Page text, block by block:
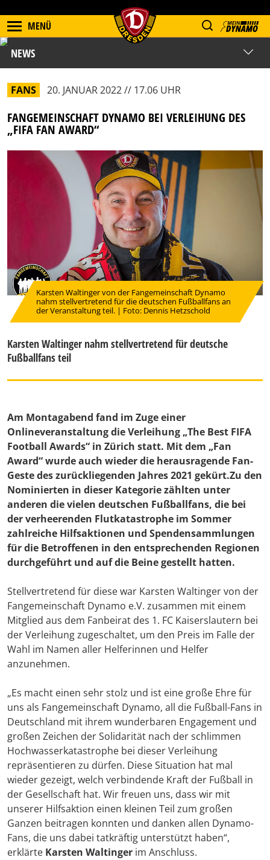
MENÜ
NEWS
FANS 20. JANUAR 2022 // 17.06 UHR
FANGEMEINSCHAFT DYNAMO BEI VERLEIHUNG DES
„FIFA FAN AWARD“
Karsten Waltinger von der Fangemeinschaft Dynamo
nahm stellvertretend für die deutschen Fußballfans an
der Veranstaltung teil. | Foto: Dennis Hetzschold
Karsten Waltinger nahm stellvertretend für deutsche
Fußballfans teil
Am Montagabend fand im Zuge einer
Onlineveranstaltung die Verleihung „The Best FIFA
Football Awards“ in Zürich statt. Mit dem „Fan
Award“ wurde auch wieder die herausragende Fan-
Geste des zurückliegenden Jahres 2021 gekürt.Zu den
Nominierten in dieser Kategorie zählten unter
anderen die vielen deutschen Fußballfans, die bei
der verheerenden Flutkatastrophe im Sommer
zahlreiche Hilfsaktionen und Spendensammlungen
für die Betroffenen in den entsprechenden Regionen
durchgeführt und auf die Beine gestellt hatten.
Stellvertretend für diese war Karsten Waltinger von der
Fangemeinschaft Dynamo e.V. zusammen mit einem
Mitglied aus dem Fanbeirat des 1. FC Kaiserslautern bei
der Verleihung zugeschaltet, um den Preis im Falle der
Wahl im Namen aller Helferinnen und Helfer
anzunehmen.
„Es macht einen sehr stolz und ist eine große Ehre für
uns als Fangemeinschaft Dynamo, all die Fußball-Fans in
Deutschland mit ihrem wunderbaren Engagement und
großen Zeichen der Solidarität nach der schlimmen
Hochwasserkatastrophe bei dieser Verleihung
repräsentieren zu dürfen. Diese Situation hat mal
wieder gezeigt, welch verbindende Kraft der Fußball in
der Gesellschaft hat. Wir freuen uns, dass wir mit
unserer Hilfsaktion einen kleinen Teil zum großen
Ganzen beitragen konnten und danken allen Dynamo-
Fans, die uns dabei tatkräftig unterstützt haben“,
erklärte Karsten Waltinger im Anschluss.